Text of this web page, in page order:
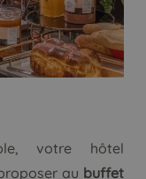
votre hôtel
au buffet